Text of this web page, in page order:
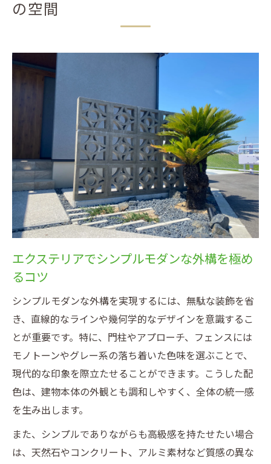
の空間
エクステリアでシンプルモダンな外構を極め
るコツ
シンプルモダンな外構を実現するには、無駄な装飾を省
き、直線的なラインや幾何学的なデザインを意識するこ
とが重要です。特に、門柱やアプローチ、フェンスには
モノトーンやグレー系の落ち着いた色味を選ぶことで、
現代的な印象を際立たせることができます。こうした配
色は、建物本体の外観とも調和しやすく、全体の統一感
を生み出します。
また、シンプルでありながらも高級感を持たせたい場合
は、天然石やコンクリート、アルミ素材など質感の異な